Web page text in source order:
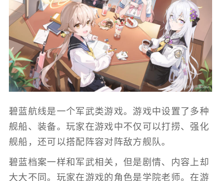
碧蓝航线是一个军武类游戏。游戏中设置了多种
舰船、装备。玩家在游戏中不仅可以打捞、强化
舰船，还可以搭配阵容对阵敌方舰队。
碧蓝档案一样和军武相关，但是剧情、内容上却
大大不同。玩家在游戏的角色是学院老师。在游